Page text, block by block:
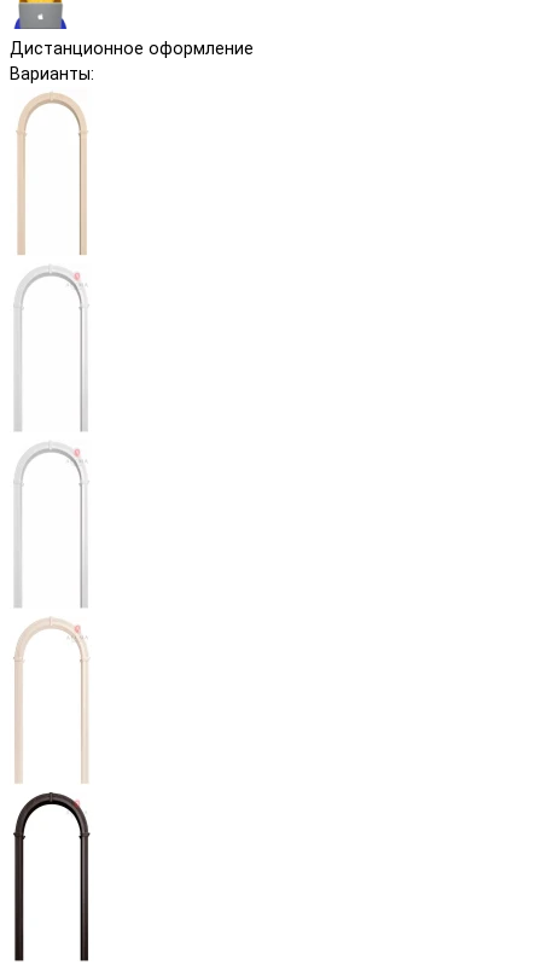
Дистанционное оформление
Варианты: